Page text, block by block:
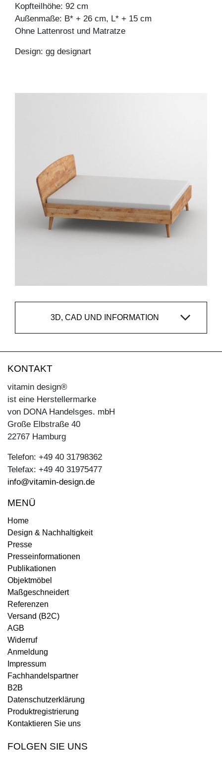
Kopfteilhöhe: 92 cm
Außenmaße: B* + 26 cm, L* + 15 cm
Ohne Lattenrost und Matratze
Design: gg designart
3D, CAD UND INFORMATION
KONTAKT
vitamin design®
ist eine Herstellermarke
von DONA Handelsges. mbH
Große Elbstraße 40
22767 Hamburg
Telefon: +49 40 31798362
Telefax: +49 40 31975477
info@vitamin-design.de
MENÜ
Home
Design & Nachhaltigkeit
Presse
Presseinformationen
Publikationen
Objektmöbel
Maßgeschneidert
Referenzen
Versand (B2C)
AGB
Widerruf
Anmeldung
Impressum
Fachhandelspartner
B2B
Datenschutzerklärung
Produktregistrierung
Kontaktieren Sie uns
FOLGEN SIE UNS